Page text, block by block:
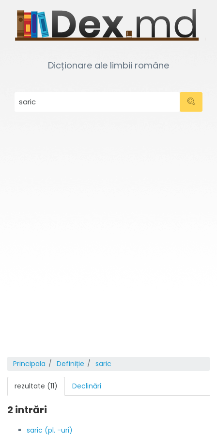
Dicționare ale limbii române
Principala Definiție saric
rezultate (11) Declinări
2 intrări
saric (pl. -uri)